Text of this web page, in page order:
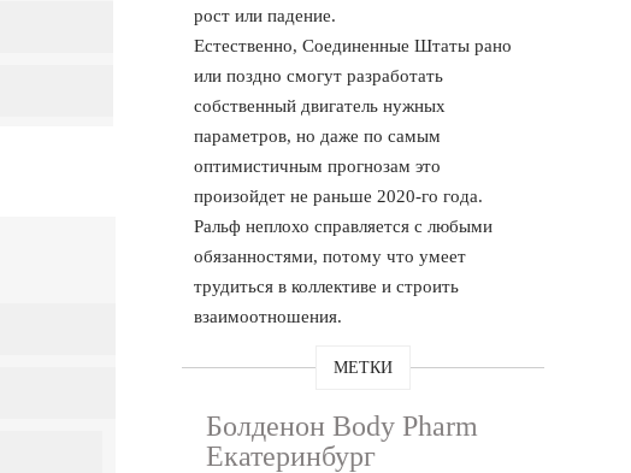
рост или падение.
Естественно, Соединенные Штаты рано
или поздно смогут разработать
собственный двигатель нужных
параметров, но даже по самым
оптимистичным прогнозам это
произойдет не раньше 2020-го года.
Ральф неплохо справляется с любыми
обязанностями, потому что умеет
трудиться в коллективе и строить
взаимоотношения.
МЕТКИ
Болденон Body Pharm
Екатеринбург